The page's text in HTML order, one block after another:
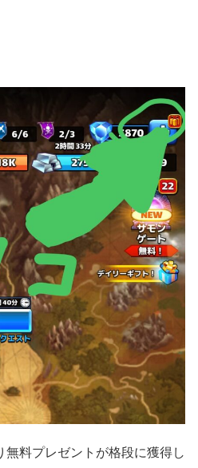
無料プレゼントが格段に獲得し